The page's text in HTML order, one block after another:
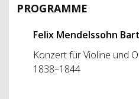
PROGRAMME
Felix Mendelssohn
Konzert für Violine und
1838–1844